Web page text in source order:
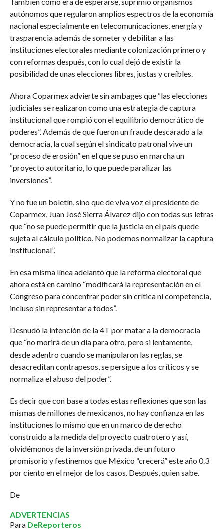
autónomos que regularon amplios espectros de la economía
nacional especialmente en telecomunicaciones, energía y
trasparencia además de someter y debilitar a las
instituciones electorales mediante colonización primero y
con reformas después, con lo cual dejó de existir la
posibilidad de unas elecciones libres, justas y creíbles.
Ahora Coparmex advierte sin ambages que “las elecciones
judiciales se realizaron como una estrategia de captura
institucional que rompió con el equilibrio democrático de
poderes”. Además de que fueron un fraude descarado a la
democracia, la cual según el sindicato patronal vive un
“proceso de erosión” en el que se puso en marcha un
“proyecto autoritario, lo que puede paralizar las
inversiones”.
Y no fue un boletín, sino que de viva voz el presidente de
Coparmex, Juan José Sierra Álvarez dijo con todas sus letras
que “no se puede permitir que la justicia en el país quede
sujeta al cálculo político. No podemos normalizar la captura
institucional”.
En esa misma línea adelantó que la reforma electoral que
ahora está en camino “modificará la representación en el
Congreso para concentrar poder sin crítica ni competencia,
incluso sin representar a todos”.
Desnudó la intención de la 4T por matar a la democracia
que “no morirá de un día para otro, pero si lentamente,
desde adentro cuando se manipularon las reglas, se
desacreditan contrapesos, se persigue a los críticos y se
normaliza el abuso del poder”.
Es decir que con base a todas estas reflexiones que son las
mismas de millones de mexicanos, no hay confianza en las
instituciones lo mismo que en un marco de derecho
construido a la medida del proyecto cuatrotero y así,
olvidémonos de la inversión privada, de un futuro
promisorio y festinemos que México “crecerá” este año 0.3
por ciento en el mejor de los casos. Después, quien sabe.
De
ADVERTENCIAS
Para DeReporteros